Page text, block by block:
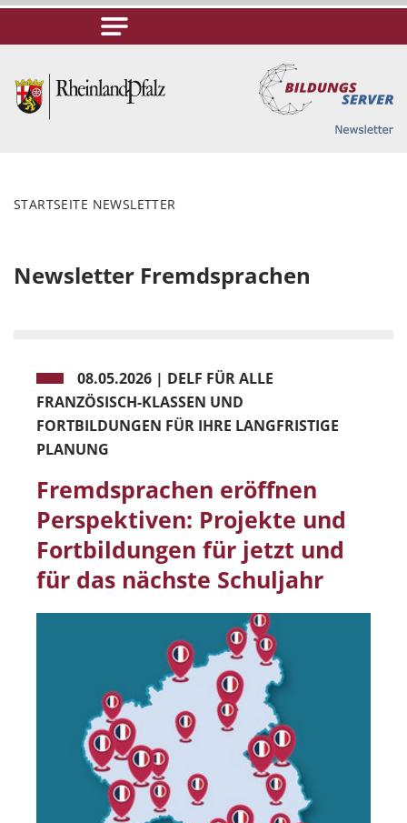
STARTSEITE NEWSLETTER
Newsletter Fremdsprachen
08.05.2026 | DELF FÜR ALLE
FRANZÖSISCH-KLASSEN UND
FORTBILDUNGEN FÜR IHRE LANGFRISTIGE
PLANUNG
Fremdsprachen eröffnen
Perspektiven: Projekte und
Fortbildungen für jetzt und
für das nächste Schuljahr